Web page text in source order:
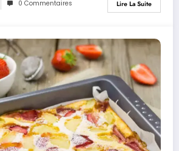
0 Commentaires Lire La Suite